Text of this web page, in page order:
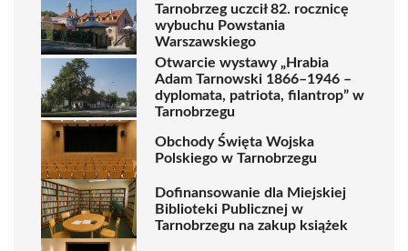
Tarnobrzeg uczcił 82. rocznicę
wybuchu Powstania
Warszawskiego
Otwarcie wystawy „Hrabia
Adam Tarnowski 1866–1946 –
dyplomata, patriota, filantrop” w
Tarnobrzegu
Obchody Święta Wojska
Polskiego w Tarnobrzegu
Dofinansowanie dla Miejskiej
Biblioteki Publicznej w
Tarnobrzegu na zakup książek